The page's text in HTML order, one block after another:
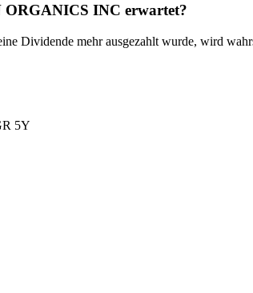
ORGANICS INC erwartet?
Dividende mehr ausgezahlt wurde, wird
5Y